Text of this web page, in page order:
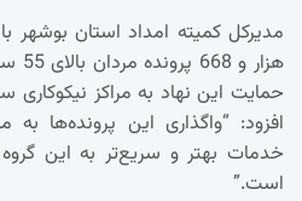
حمایت این نهاد به مراکز
افزود: “واگذاری این پرونده‌ها به
خدمات بهتر و سریع‌تر به این
است.”